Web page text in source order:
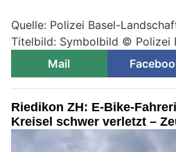
Quelle: Polizei Basel-
Titelbild: Symbolbild © Polizei
Mail
Riedikon ZH: E-Bike-
Kreisel schwer verletzt –